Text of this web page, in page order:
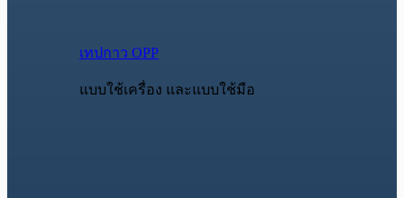
เทปกาว OPP
แบบใช้เครื่อง และแบบใช้มือ